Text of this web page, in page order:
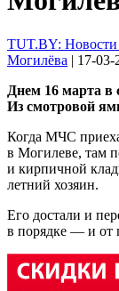
TUT.BY: Новости
Могилёва | 17-03-
Днем 16 марта в
Из смотровой
Когда МЧС
в Могилеве, там
и кирпичной
летний хозяин.
Его достали и
в порядке — и от